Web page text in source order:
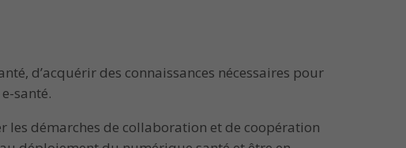
d’acquérir des connaissances nécessaires pour
santé.
les démarches de collaboration et de coopération